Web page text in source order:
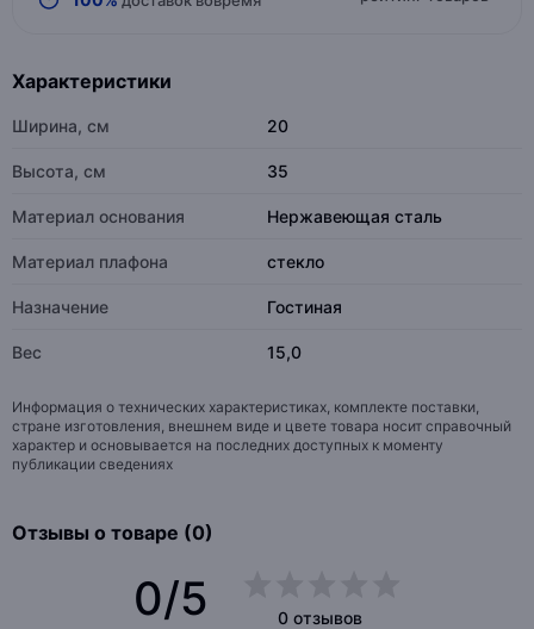
Характеристики
Ширина, см 20
Высота, см 35
Материал основания Нержавеющая сталь
Материал плафона стекло
Назначение Гостиная
Вес 15,0
Информация о технических характеристиках, комплекте поставки,
стране изготовления, внешнем виде и цвете товара носит справочный
характер и основывается на последних доступных к моменту
публикации сведениях
Отзывы о товаре (0)
0/5
0 отзывов